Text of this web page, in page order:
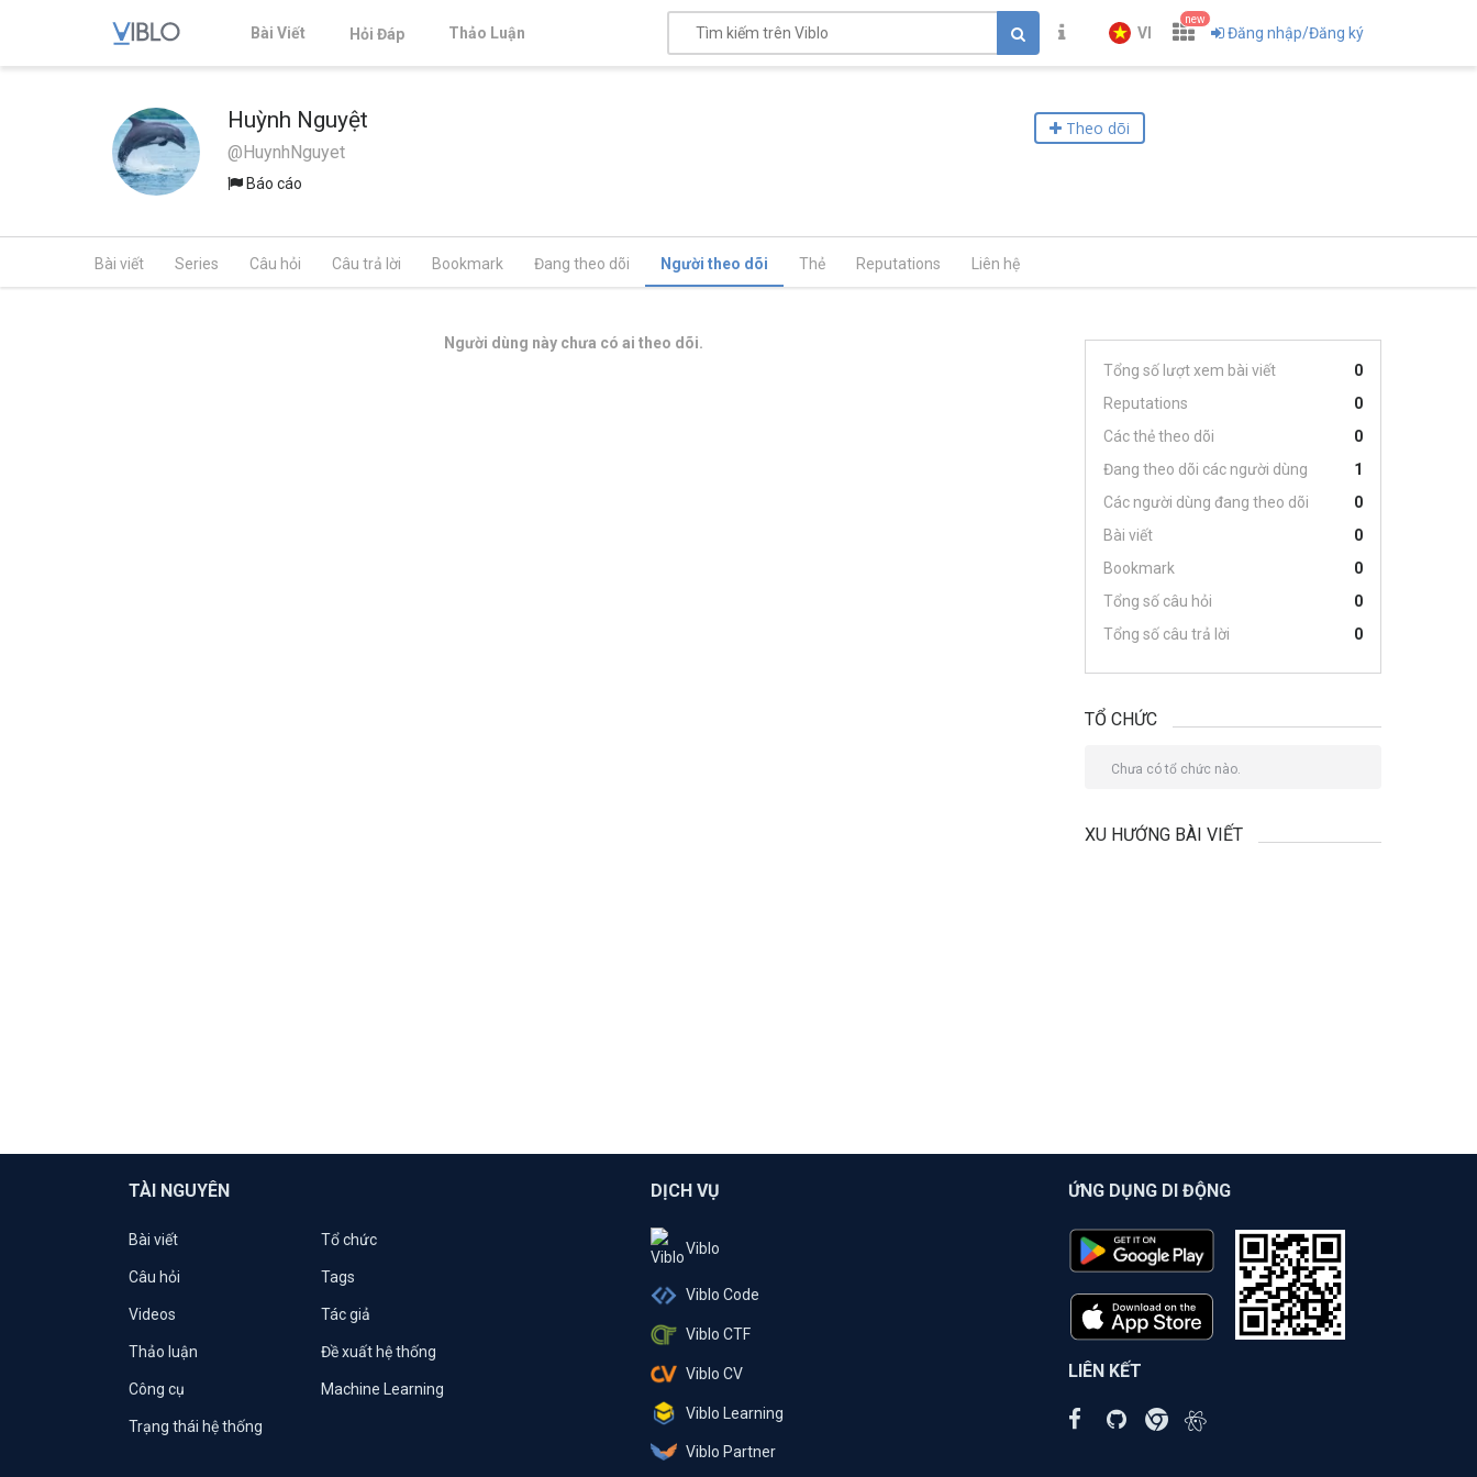
Bài Viết Hỏi Đáp Thảo Luận VI
new
Đăng nhập/Đăng ký
Huỳnh Nguyệt
@HuynhNguyet
Báo cáo
Theo dõi
Bài viết Series Câu hỏi Câu trả lời Bookmark Đang theo dõi Người theo dõi Thẻ Reputations Liên hệ
Người dùng này chưa có ai theo dõi.
Tổng số lượt xem bài viết
0
Reputations
0
Các thẻ theo dõi
0
Đang theo dõi các người dùng
1
Các người dùng đang theo dõi
0
Bài viết
0
Bookmark
0
Tổng số câu hỏi
0
Tổng số câu trả lời
0
TỔ CHỨC
Chưa có tổ chức nào.
XU HƯỚNG BÀI VIẾT
TÀI NGUYÊN
Bài viết Tổ chức
Câu hỏi Tags
Videos Tác giả
Thảo luận Đề xuất hệ thống
Công cụ Machine Learning
Trạng thái hệ thống
DỊCH VỤ
Viblo
Viblo Code
Viblo CTF
Viblo CV
Viblo Learning
Viblo Partner
ỨNG DỤNG DI ĐỘNG
LIÊN KẾT